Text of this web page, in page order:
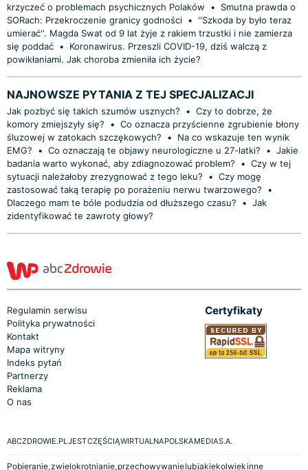
krzyczeć o problemach psychicznych Polaków
•
Smutna prawda o
SORach: Przekroczenie granicy godności •
''Szkoda by było teraz
umierać''. Magda Swat od 9 lat żyje z rakiem trzustki i nie zamierza
się poddać •
Koronawirus. Przeszli COVID-19, dziś walczą z
powikłaniami. Jak choroba zmieniła ich życie?
NAJNOWSZE PYTANIA Z TEJ SPECJALIZACJI
Jak pozbyć się takich szumów usznych? • Czy to dobrze, że
komory zmiejszyły się?
• Co oznacza przyścienne zgrubienie błony
śluzowej w zatokach szczękowych?
•
Na co wskazuje ten wynik
EMG?
• Co oznaczają te objawy neurologiczne u 27-latki? • Jakie
badania warto wykonać, aby zdiagnozować problem?
• Czy w tej
sytuacji należałoby zrezygnować z tego leku?
• Czy mogę
zastosować taką terapię po porażeniu nerwu twarzowego?
•
Dlaczego mam te bóle podudzia od dłuższego czasu?
• Jak
zidentyfikować te zawroty głowy?
Regulamin serwisu
Polityka prywatności
Kontakt
Mapa witryny
Indeks pytań
Partnerzy
Reklama
O nas
Certyfikaty
ABCZDROWIE.PL JEST CZĘŚCIĄ WIRTUALNA POLSKA MEDIA S.A.
Pobieranie, zwielokrotnianie, przechowywanie lub jakiekolwiek inne